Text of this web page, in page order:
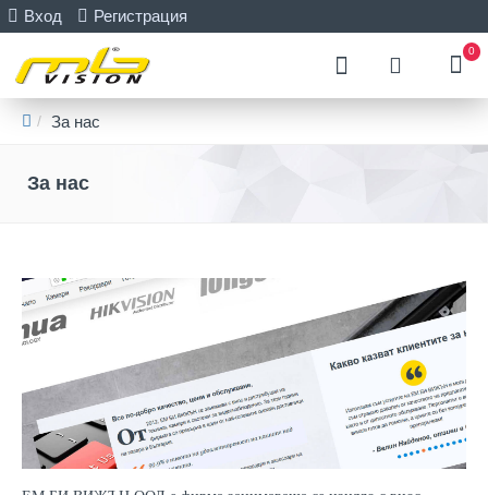
Вход Регистрация
0
За нас
За нас